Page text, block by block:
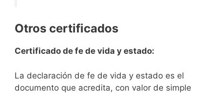
Otros certificados
Certificado de fe de vida y estado:
La declaración de fe de vida y estado es el
documento que acredita, con valor de simple